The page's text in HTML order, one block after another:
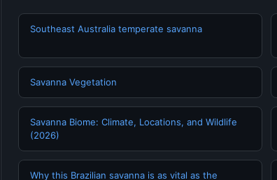
Southeast Australia temperate savanna
Savanna Vegetation
Savanna Biome: Climate, Locations, and Wildlife
(2026)
Why this Brazilian savanna is as vital as the